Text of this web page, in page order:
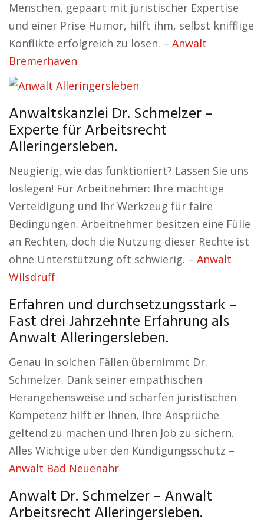
Menschen, gepaart mit juristischer Expertise
und einer Prise Humor, hilft ihm, selbst knifflige
Konflikte erfolgreich zu lösen. – Anwalt
Bremerhaven
Anwaltskanzlei Dr. Schmelzer –
Experte für Arbeitsrecht
Alleringersleben.
Neugierig, wie das funktioniert? Lassen Sie uns
loslegen! Für Arbeitnehmer: Ihre mächtige
Verteidigung und Ihr Werkzeug für faire
Bedingungen. Arbeitnehmer besitzen eine Fülle
an Rechten, doch die Nutzung dieser Rechte ist
ohne Unterstützung oft schwierig. – Anwalt
Wilsdruff
Erfahren und durchsetzungsstark –
Fast drei Jahrzehnte Erfahrung als
Anwalt Alleringersleben.
Genau in solchen Fällen übernimmt Dr.
Schmelzer. Dank seiner empathischen
Herangehensweise und scharfen juristischen
Kompetenz hilft er Ihnen, Ihre Ansprüche
geltend zu machen und Ihren Job zu sichern.
Alles Wichtige über den Kündigungsschutz –
Anwalt Bad Neuenahr
Anwalt Dr. Schmelzer – Anwalt
Arbeitsrecht Alleringersleben.